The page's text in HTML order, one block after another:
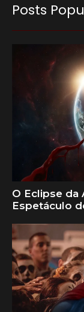
Posts
O Eclipse da
Espetáculo